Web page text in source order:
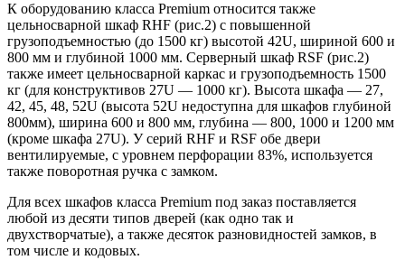
К оборудованию класса Premium относится также
цельносварной шкаф RHF (рис.2) с повышенной
грузоподъемностью (до 1500 кг) высотой 42U, шириной 600 и
800 мм и глубиной 1000 мм. Серверный шкаф RSF (рис.2)
также имеет цельносварной каркас и грузоподъемность 1500
кг (для конструктивов 27U — 1000 кг). Высота шкафа — 27,
42, 45, 48, 52U (высота 52U недоступна для шкафов глубиной
800мм), ширина 600 и 800 мм, глубина — 800, 1000 и 1200 мм
(кроме шкафа 27U). У серий RHF и RSF обе двери
вентилируемые, с уровнем перфорации 83%, используется
также поворотная ручка с замком.
Для всех шкафов класса Premium под заказ поставляется
любой из десяти типов дверей (как одно так и
двухстворчатые), а также десяток разновидностей замков, в
том числе и кодовых.